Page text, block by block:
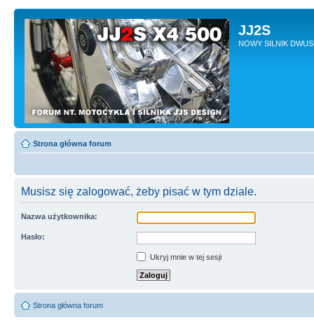
JJ2S
NOWY SILNIK
Strona główna forum
Musisz się zalogować, żeby pisać w tym dziale.
Nazwa użytkownika:
Hasło:
Ukryj mnie w tej sesji
Strona główna forum